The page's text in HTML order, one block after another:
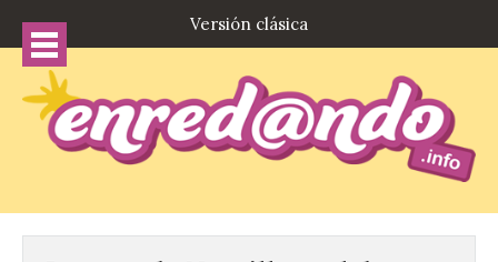
Versión clásica